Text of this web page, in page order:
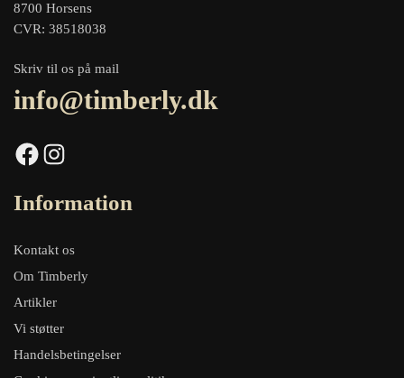
8700 Horsens
CVR: 38518038
Skriv til os på mail
info@timberly.dk
Facebook Instagram
Information
Kontakt os
Om Timberly
Artikler
Vi støtter
Handelsbetingelser